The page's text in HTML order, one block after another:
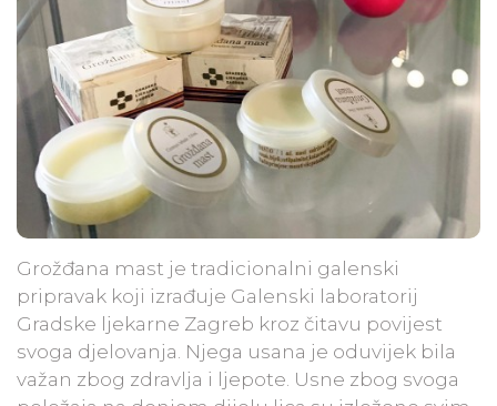
Grožđana mast je tradicionalni galenski
pripravak koji izrađuje Galenski laboratorij
Gradske ljekarne Zagreb kroz čitavu povijest
svoga djelovanja. Njega usana je oduvijek bila
važan zbog zdravlja i ljepote. Usne zbog svoga